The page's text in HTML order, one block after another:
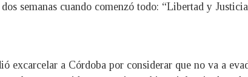
semanas cuando comenzó todo: “Libertad y
excarcelar a Córdoba por considerar que no va a